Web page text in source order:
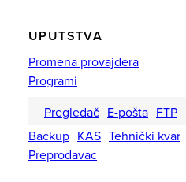
UPUTSTVA
Promena provajdera
Programi
Pregledač E-pošta FTP
Backup KAS Tehnički kvar
Preprodavac